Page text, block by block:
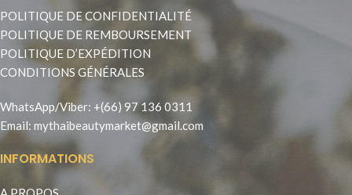
POLITIQUE DE CONFIDENTIALITÉ
POLITIQUE DE REMBOURSEMENT
POLITIQUE D’EXPÉDITION
CONDITIONS GÉNÉRALES
WhatsApp/Viber: +(66) 97 136 0311
Email: mythaibeautymarket@gmail.com
INFORMATIONS